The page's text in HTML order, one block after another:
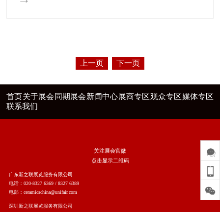
上一页 下一页
首页关于展会 同期展会新闻中心展商专区观众专区媒体专区
联系我们
关注展会官微
点击显示二维码
广东新之联展览服务有限公司
电话：020-8327 6369 / 8327 6389
电邮：ceramicschina@unifair.com
深圳新之联展览服务有限公司